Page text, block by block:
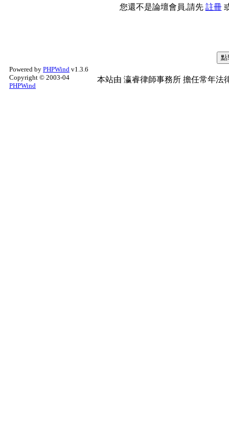
您還不是論壇會員,請先 註冊
Powered by PHPWind v1.3.6
Copyright © 2003-04
PHPWind
本站由 瀛睿律師事務所 擔任常年法